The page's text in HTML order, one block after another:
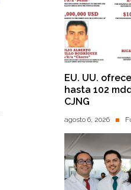
EU. UU.
hasta 102
CJNG
agosto 6, 2026